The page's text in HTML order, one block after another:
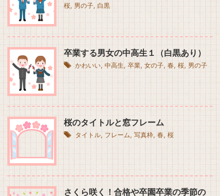
桜, 男の子, 白黒
卒業する男女の中高生１（白黒あり）
かわいい,中高生,卒業, 女の子,春,桜, 男の子
桜のタイトルと窓フレーム
タイトル, フレーム, 写真枠, 春, 桜
さくら咲く！合格や卒園卒業の季節の